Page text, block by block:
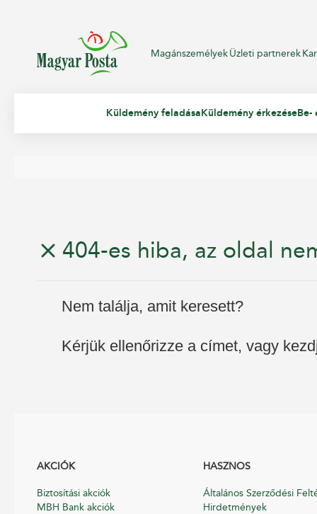
MagánszemélyekÜzleti partnerek
Küldemény feladásaKüldemény érkezéseBe-
404-es hiba, az oldal
Nem találja, amit keresett?
Kérjük ellenőrizze a címet, vagy
AKCIÓK
Biztosítási akciók
MBH Bank akciók
HASZNOS
Általános Szerződési
Hirdetmények